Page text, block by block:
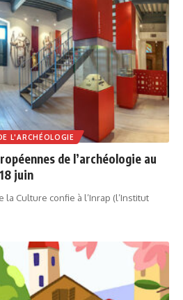
L'ARCHÉOLOGIE
de l’archéologie au
juin
la Culture confie à l’Inrap (l’Institut